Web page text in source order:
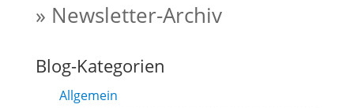
» Newsletter-Archiv
Blog-Kategorien
Allgemein